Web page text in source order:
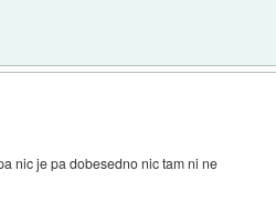
nic je pa dobesedno nic tam ni ne